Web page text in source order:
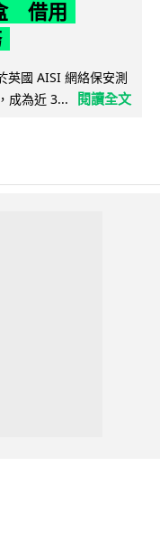
借用
國 AISI 網絡保安測
成為近 3...
閱讀全文